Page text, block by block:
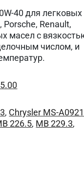
40 для легковых
Porsche, Renault,
масел с
числом, и
, Chrysler MS-A0921
226.5, MB 229.3,